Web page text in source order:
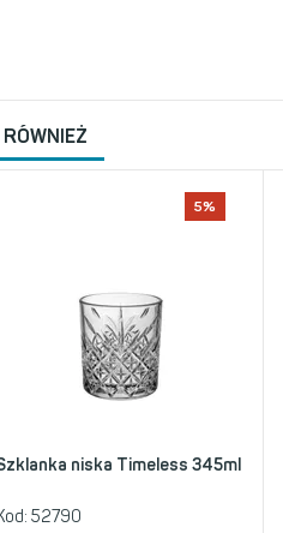
5%
niska Timeless 345ml
52790